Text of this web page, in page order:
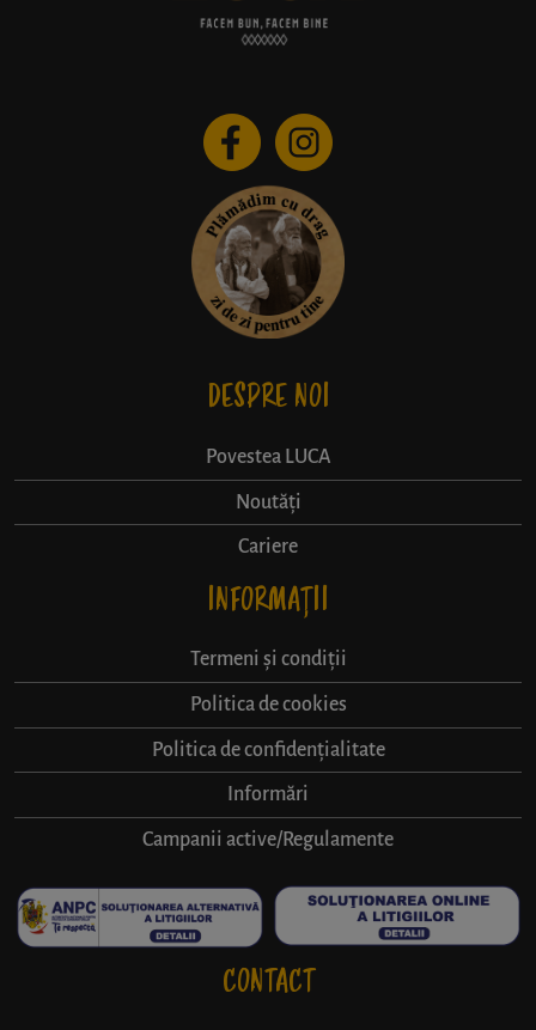
DESPRE NOI
Povestea LUCA
Noutăți
Cariere
INFORMAȚII
Termeni și condiții
Politica de cookies
Politica de confidențialitate
Informări
Campanii active/Regulamente
CONTACT